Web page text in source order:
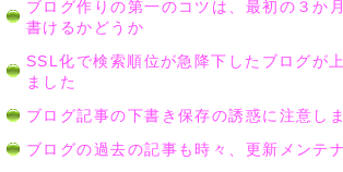
ブログ作りの第一のコツは、最初の３か
書けるかどうか
SSL化で検索順位が急降下したブログが
ました
ブログ記事の下書き保存の誘惑に注意し
ブログの過去の記事も時々、更新メンテ